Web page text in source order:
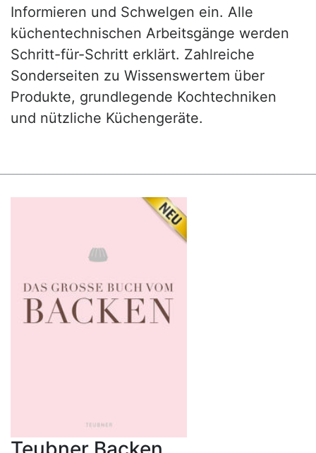
Informieren und Schwelgen ein. Alle
küchentechnischen Arbeitsgänge werden
Schritt-für-Schritt erklärt. Zahlreiche
Sonderseiten zu Wissenswertem über
Produkte, grundlegende Kochtechniken
und nützliche Küchengeräte.